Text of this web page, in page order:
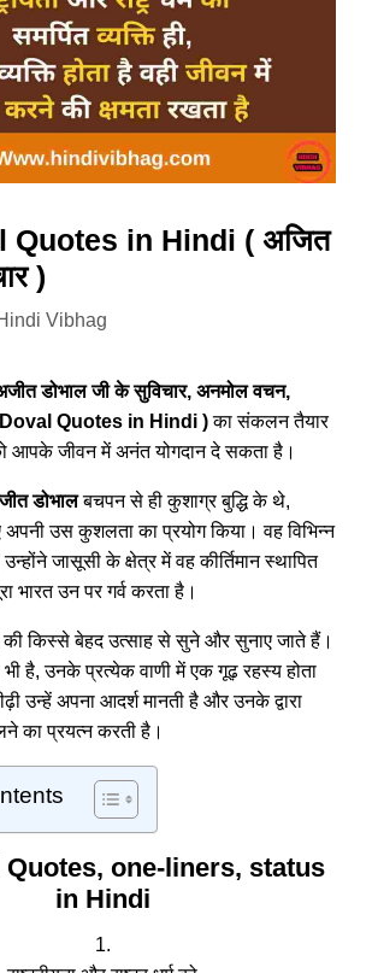
Quotes in Hindi ( अजित
)
Vibhag
डोभाल जी के सुविचार, अनमोल वचन,
Quotes in Hindi )का संकलन तैयार
आपके जीवन में अनंत योगदान दे सकता है।
डोभालबचपन से ही कुशाग्र बुद्धि के थे,
अपनी उस कुशलता का प्रयोग किया। वह विभिन्न
उन्होंने जासूसी के क्षेत्र में वह कीर्तिमान स्थापित
भारत उन पर गर्व करता है।
किस्से बेहद उत्साह से सुने और सुनाए जाते हैं।
है, उनके प्रत्येक वाणी में एक गूढ़ रहस्य होता
उन्हें अपना आदर्श मानती है और उनके द्वारा
का प्रयत्न करती है।
one-liners, status
in Hindi
1.